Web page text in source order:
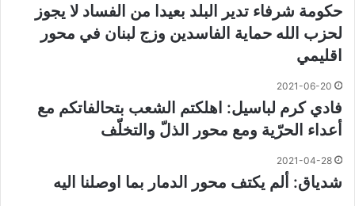
حكومة شرفاء تدير البلد بعيدا من الفساد لا يجوز
لحزب الله حماية الفاسدين وزج لبنان في محور
اقليمي
2021-06-20
فادي كرم لباسيل: اهلكتم الشعب بتحالفاتكم مع
أعداء الحرّية ومع محور الذلّ والتخلّف
2021-04-28
شدياق: ألم يكتف محور الدمار بما اوصلنا اليه